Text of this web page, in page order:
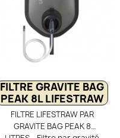
FILTRE GRAVITE BAG
PEAK 8L LIFESTRAW
FILTRE LIFESTRAW PAR
GRAVITE BAG PEAK 8